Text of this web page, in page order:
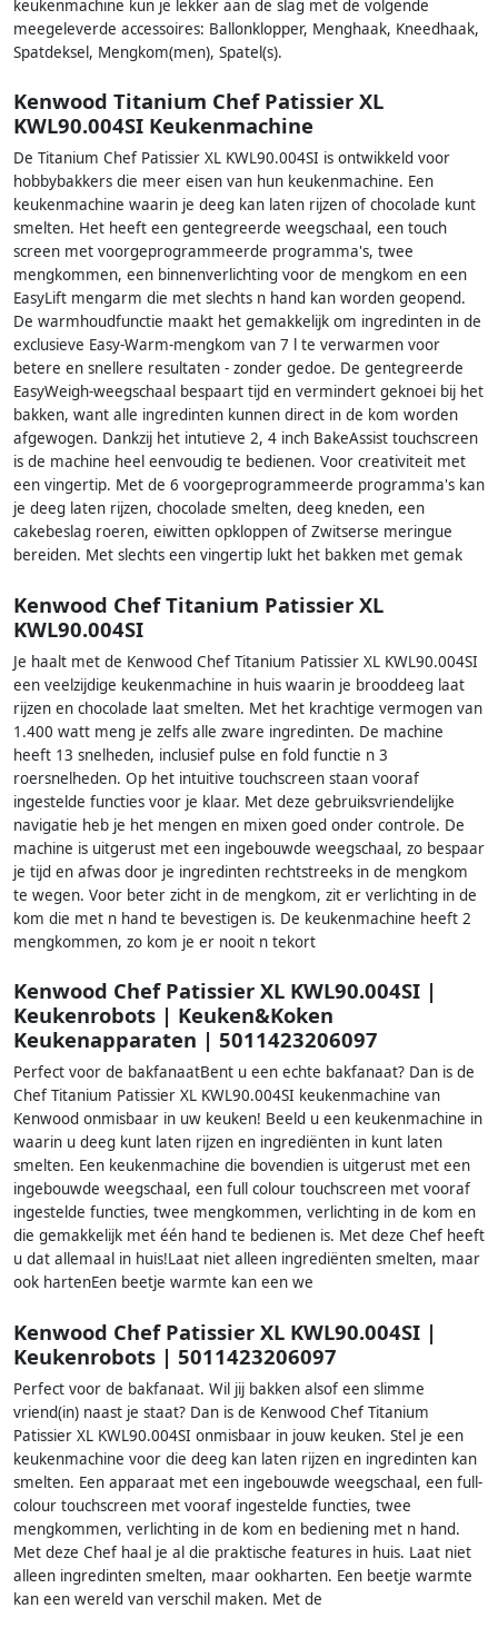
keukenmachine kun je lekker aan de slag met de volgende
meegeleverde accessoires: Ballonklopper, Menghaak, Kneedhaak,
Spatdeksel, Mengkom(men), Spatel(s).
Kenwood Titanium Chef Patissier XL
KWL90.004SI Keukenmachine
De Titanium Chef Patissier XL KWL90.004SI is ontwikkeld voor
hobbybakkers die meer eisen van hun keukenmachine. Een
keukenmachine waarin je deeg kan laten rijzen of chocolade kunt
smelten. Het heeft een gentegreerde weegschaal, een touch
screen met voorgeprogrammeerde programma's, twee
mengkommen, een binnenverlichting voor de mengkom en een
EasyLift mengarm die met slechts n hand kan worden geopend.
De warmhoudfunctie maakt het gemakkelijk om ingredinten in de
exclusieve Easy-Warm-mengkom van 7 l te verwarmen voor
betere en snellere resultaten - zonder gedoe. De gentegreerde
EasyWeigh-weegschaal bespaart tijd en vermindert geknoei bij het
bakken, want alle ingredinten kunnen direct in de kom worden
afgewogen. Dankzij het intutieve 2, 4 inch BakeAssist touchscreen
is de machine heel eenvoudig te bedienen. Voor creativiteit met
een vingertip. Met de 6 voorgeprogrammeerde programma's kan
je deeg laten rijzen, chocolade smelten, deeg kneden, een
cakebeslag roeren, eiwitten opkloppen of Zwitserse meringue
bereiden. Met slechts een vingertip lukt het bakken met gemak
Kenwood Chef Titanium Patissier XL
KWL90.004SI
Je haalt met de Kenwood Chef Titanium Patissier XL KWL90.004SI
een veelzijdige keukenmachine in huis waarin je brooddeeg laat
rijzen en chocolade laat smelten. Met het krachtige vermogen van
1.400 watt meng je zelfs alle zware ingredinten. De machine
heeft 13 snelheden, inclusief pulse en fold functie n 3
roersnelheden. Op het intuitive touchscreen staan vooraf
ingestelde functies voor je klaar. Met deze gebruiksvriendelijke
navigatie heb je het mengen en mixen goed onder controle. De
machine is uitgerust met een ingebouwde weegschaal, zo bespaar
je tijd en afwas door je ingredinten rechtstreeks in de mengkom
te wegen. Voor beter zicht in de mengkom, zit er verlichting in de
kom die met n hand te bevestigen is. De keukenmachine heeft 2
mengkommen, zo kom je er nooit n tekort
Kenwood Chef Patissier XL KWL90.004SI |
Keukenrobots | Keuken&Koken
Keukenapparaten | 5011423206097
Perfect voor de bakfanaatBent u een echte bakfanaat? Dan is de
Chef Titanium Patissier XL KWL90.004SI keukenmachine van
Kenwood onmisbaar in uw keuken! Beeld u een keukenmachine in
waarin u deeg kunt laten rijzen en ingrediënten in kunt laten
smelten. Een keukenmachine die bovendien is uitgerust met een
ingebouwde weegschaal, een full colour touchscreen met vooraf
ingestelde functies, twee mengkommen, verlichting in de kom en
die gemakkelijk met één hand te bedienen is. Met deze Chef heeft
u dat allemaal in huis!Laat niet alleen ingrediënten smelten, maar
ook hartenEen beetje warmte kan een we
Kenwood Chef Patissier XL KWL90.004SI |
Keukenrobots | 5011423206097
Perfect voor de bakfanaat. Wil jij bakken alsof een slimme
vriend(in) naast je staat? Dan is de Kenwood Chef Titanium
Patissier XL KWL90.004SI onmisbaar in jouw keuken. Stel je een
keukenmachine voor die deeg kan laten rijzen en ingredinten kan
smelten. Een apparaat met een ingebouwde weegschaal, een full-
colour touchscreen met vooraf ingestelde functies, twee
mengkommen, verlichting in de kom en bediening met n hand.
Met deze Chef haal je al die praktische features in huis. Laat niet
alleen ingredinten smelten, maar ookharten. Een beetje warmte
kan een wereld van verschil maken. Met de